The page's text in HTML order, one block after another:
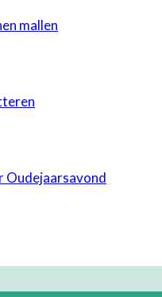
mallen
Oudejaarsavond